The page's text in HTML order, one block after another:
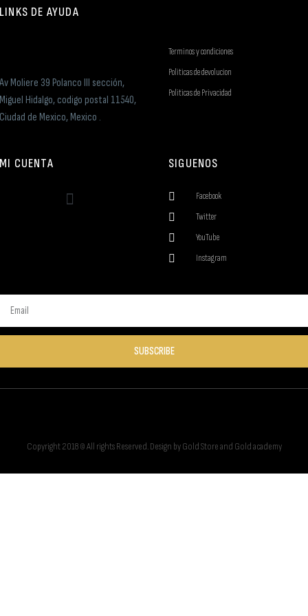
LINKS DE AYUDA
Av Moliere 39 Polanco III sección,
Miguel Hidalgo, codigo postal 11540,
Ciudad de Mexico, Mexico .
Terminos y condiciones
Politicas de devolucion
Politicas de Privacidad
MI CUENTA SIGUENOS
Facebook
Twitter
YouTube
Instagram
SUBSCRIBE
Copyright 2018 © All rights Reserved. Design by Gold Store and Gold academy